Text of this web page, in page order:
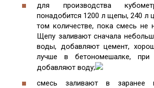
для производства
понадобится 1200 л щепы, 240 л
том количестве, пока смесь не
Щепу заливают сначала
воды, добавляют цемент,
лучше в бетономешалке, при
добавляют воду;
смесь заливают в заранее